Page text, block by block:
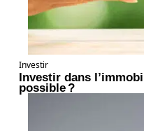
Investir
Investir dans
possible ?